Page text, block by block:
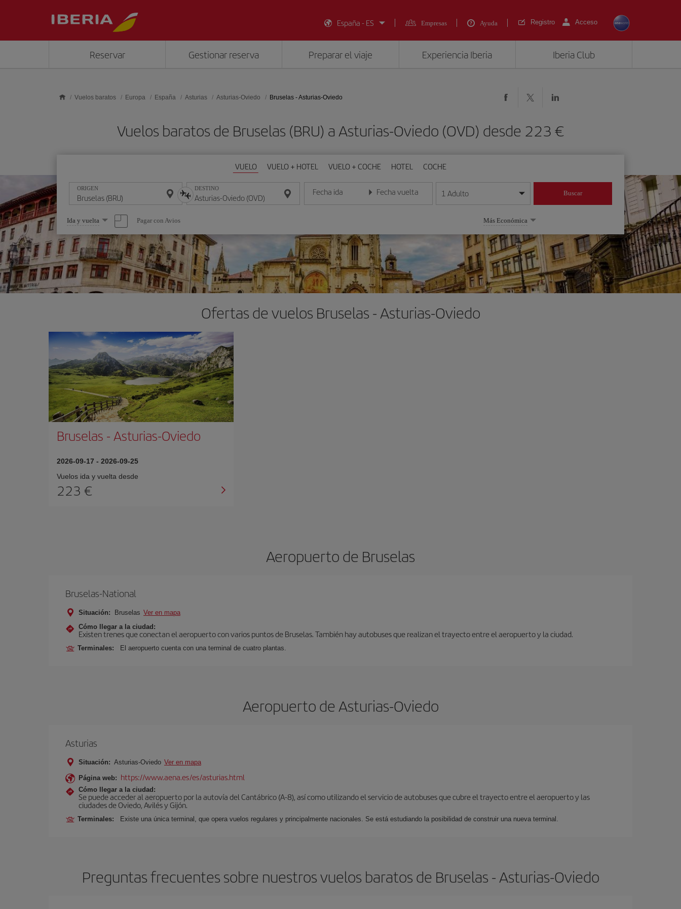
España - ES
Empresas Ayuda Registro Acceso
Reservar Gestionar reserva Preparar el viaje Experiencia Iberia Iberia Club
Vuelos baratos Europa España Asturias Asturias-Oviedo Bruselas - Asturias-Oviedo
Vuelos baratos de Bruselas (BRU) a Asturias-Oviedo (OVD) desde 223 €
VUELO VUELO + HOTEL VUELO + COCHE HOTEL COCHE
ORIGEN DESTINO Fecha ida
Introduce la fecha en formato día/mes/año
Fecha vuelta
Introduce la fecha en formato día/mes/año
1 Adulto Buscar
Seleccione
una
opción
Ida y vuelta Pagar con Avios Más Económica
Ofertas de vuelos Bruselas - Asturias-Oviedo
Bruselas -Asturias-Oviedo
2026-09-17 - 2026-09-25
Vuelos ida y vuelta desde
223 €
Aeropuerto de Bruselas
Bruselas-National
Situación: Bruselas Ver en mapa
Cómo llegar a la ciudad:
Existen trenes que conectan el aeropuerto con varios puntos de Bruselas. También hay autobuses que realizan el trayecto entre el aeropuerto y la ciudad.
Terminales: El aeropuerto cuenta con una terminal de cuatro plantas.
Aeropuerto de Asturias-Oviedo
Asturias
Situación: Asturias-Oviedo Ver en mapa
Página web: https://www.aena.es/es/asturias.html
Cómo llegar a la ciudad:
Se puede acceder al aeropuerto por la autovía del Cantábrico (A-8), así como utilizando el servicio de autobuses que cubre el trayecto entre el aeropuerto y las
ciudades de Oviedo, Avilés y Gijón.
Terminales: Existe una única terminal, que opera vuelos regulares y principalmente nacionales. Se está estudiando la posibilidad de construir una nueva terminal.
Preguntas frecuentes sobre nuestros vuelos baratos de Bruselas - Asturias-Oviedo